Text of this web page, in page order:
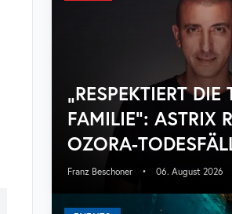
„RESPEKTIERT DIE
FAMILIE“: ASTRIX
OZORA-
Franz Beschoner • 06. August 2026